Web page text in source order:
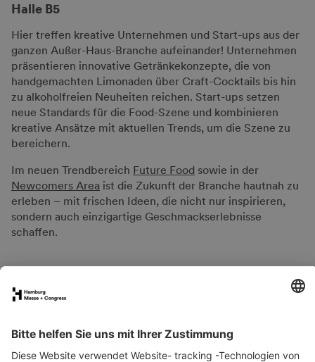
Halle B5
Hier treffen kreative Unternehmen und Start-ups aus der
ganzen Außer-Haus-Branche aufeinander! Unternehmen
präsentieren innovative Getränkekonzepte, die von
handgemachten Limonaden über Craft-Cocktails bis hin
zu alkoholfreien Neuheiten reichen. Start-ups setzen
neue Standards für die Food-Szene und kombinieren
kreative Ansätze mit aktuellen Trends, um die Szene zu
bereichern.
Im neuen Trendbereich Future Food sowie in der
Newcomers Area ist die Zukunft der Branche hautnah zu
erleben – mit frischen Ideen, die nicht nur inspirieren,
sondern auch einzigartige Geschmackserlebnisse
schaffen.
FAQs für Ausstellende
eNews